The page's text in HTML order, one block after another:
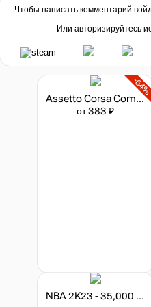
Чтобы написать комментарий
Или авторизируйтесь
-
Assetto Corsa Competizione - The American Track Pack
от 383 ₽
NBA 2K23 - 35,000 VC